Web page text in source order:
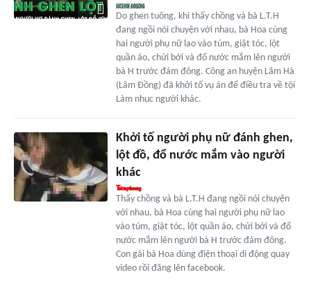
Do ghen tuông, khi thấy chồng và bà L.T.H
đang ngồi nói chuyện với nhau, bà Hoa cùng
hai người phụ nữ lao vào túm, giật tóc, lột
quần áo, chửi bới và đổ nước mắm lên người
bà H trước đám đông. Công an huyện Lâm Hà
(Lâm Đồng) đã khởi tố vụ án để điều tra về tội
Làm nhục người khác.
Khởi tố người phụ nữ đánh ghen,
lột đồ, đổ nước mắm vào người
khác
Thấy chồng và bà L.T.H đang ngồi nói chuyện
với nhau, bà Hoa cùng hai người phụ nữ lao
vào túm, giật tóc, lột quần áo, chửi bới và đổ
nước mắm lên người bà H trước đám đông.
Con gái bà Hoa dùng điện thoại di động quay
video rồi đăng lên facebook.